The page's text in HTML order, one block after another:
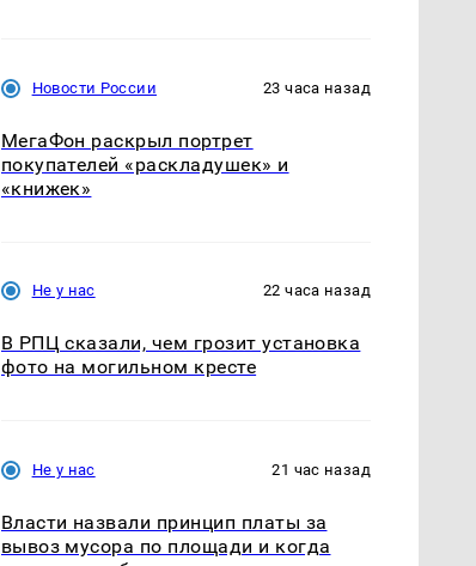
Новости России 23 часа назад
МегаФон раскрыл портрет
покупателей «раскладушек» и
«книжек»
Не у нас 22 часа назад
В РПЦ сказали, чем грозит установка
фото на могильном кресте
Не у нас 21 час назад
Власти назвали принцип платы за
вывоз мусора по площади и когда